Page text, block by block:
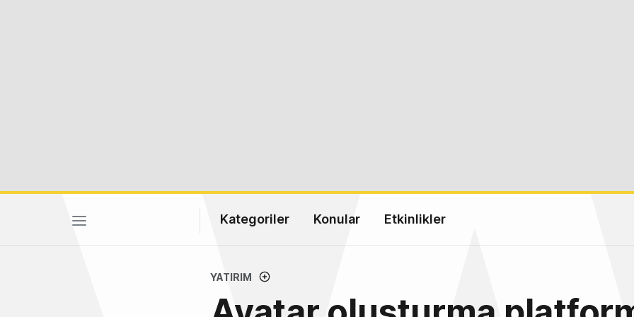
Kategoriler Konular Etkinlikler
YATIRIM